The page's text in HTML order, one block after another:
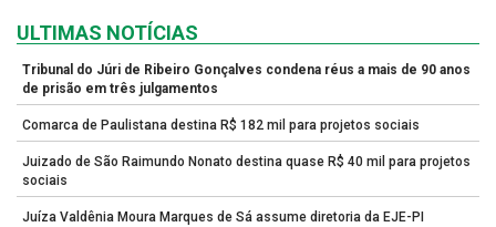
ULTIMAS NOTÍCIAS
Tribunal do Júri de Ribeiro Gonçalves condena réus a mais de 90 anos
de prisão em três julgamentos
Comarca de Paulistana destina R$ 182 mil para projetos sociais
Juizado de São Raimundo Nonato destina quase R$ 40 mil para projetos
sociais
Juíza Valdênia Moura Marques de Sá assume diretoria da EJE-PI